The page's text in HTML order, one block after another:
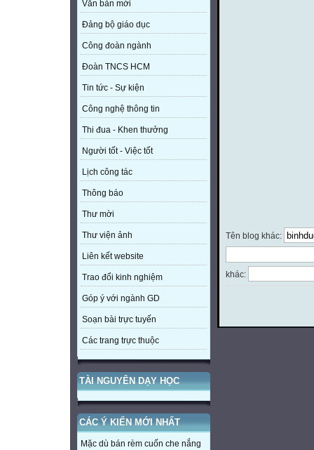
Văn bản mới
Đảng bộ giáo dục
Công đoàn ngành
Đoàn TNCS HCM
Tin tức - Sự kiện
Công nghệ thông tin
Thi đua - Khen thưởng
Người tốt - Việc tốt
Lịch công tác
Thông báo
Thư mời
Thư viện ảnh
Liên kết website
Trao đổi kinh nghiệm
Góp ý với ngành GD
Soạn bài trực tuyến
Các trang trực thuộc
TÀI NGUYÊN DẠY HỌC
CÁC Ý KIẾN MỚI NHẤT
Mặc dù bán rèm cuốn che nắng
Tên blog khác:
khác: